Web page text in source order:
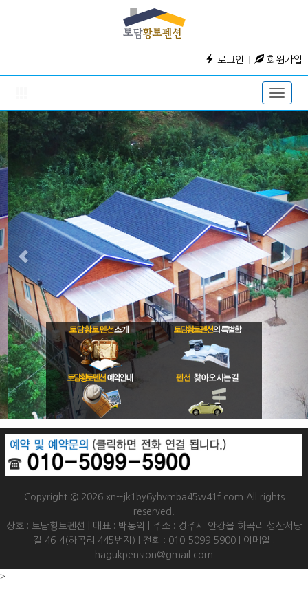
로그인 회원가입
Toggle
Copyright © 2026 xn--jk1by6yhvmba45w41f.com All rights
reserved.
상호 : 토담황토펜션 | 대표 : 박동익 | 주소 : 경주시 안강읍 하곡리 성산서당
길 46-4(하곡리 445번지) | 전화 : 010-5099-5900 | 이메일 :
hagukpension@gmail.com
>